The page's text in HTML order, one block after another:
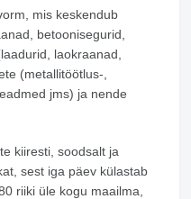
mis keskendub
betoonisegurid,
laokraanad,
(metallitöötlus-,
jms) ja nende
kiiresti, soodsalt ja
sest iga päev külastab
riiki üle kogu maailma,